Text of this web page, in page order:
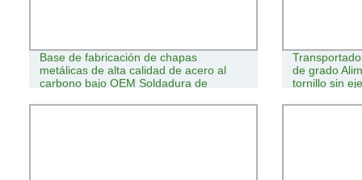
Base de fabricación de chapas
metálicas de alta calidad de acero al
carbono bajo OEM Soldadura de
de grado
tornillo sin